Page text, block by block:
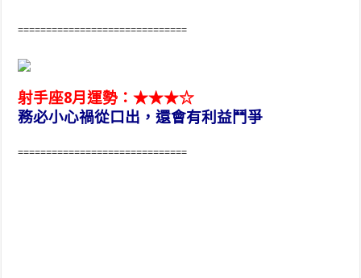
==============================
射手座8月運勢：★★★☆
務必小心禍從口出，還會有利益鬥爭
==============================